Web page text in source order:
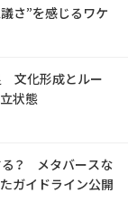
さ”を感じるワケ
文化形成とルー
状態
る？ メタバースな
ガイドライン公開